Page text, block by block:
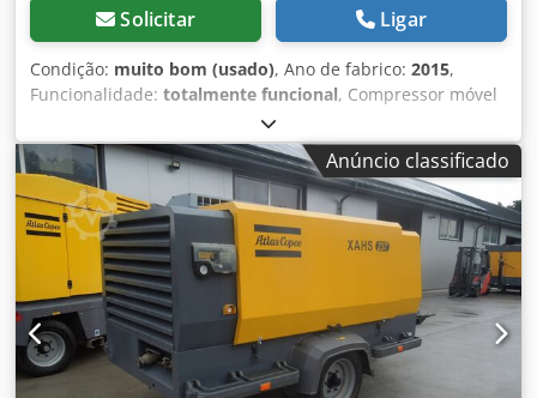
Solicitar Ligar
Condição: muito bom (usado), Ano de fabrico: 2015,
Funcionalidade: totalmente funcional, Compressor móvel
ATLAS COPCO XAHS447 STAGE3 com pós-resfriador, após
manutenção completa Dados técnicos: Vazão: 26,6 m³/min;
Pressão de trabalho: 12 bar; Ano de fabricação: 2015;
Motor: CAT C9.3 ACERT 242KW; Quilometragem: 0;
Compressor totalmente funcional, pronto para uso, com
garantia Preço líquido: 187.000 PLN Preço bruto: 230.010
PLN Dedpfezcaa Ujx Ag Ejck Máquina importada em estado
impecável Links para vídeos abaixo.
Anúncio classificado